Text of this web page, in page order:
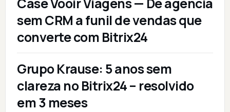
sem CRM a funil de vendas que
converte com Bitrix24
Grupo Krause: 5 anos sem
clareza no Bitrix24 – resolvido
em 3 meses